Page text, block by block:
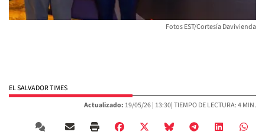
Fotos EST/Cortesía Davivienda
EL SALVADOR TIMES
Actualizado: 19/05/26 | 13:30| TIEMPO DE LECTURA: 4 MIN.